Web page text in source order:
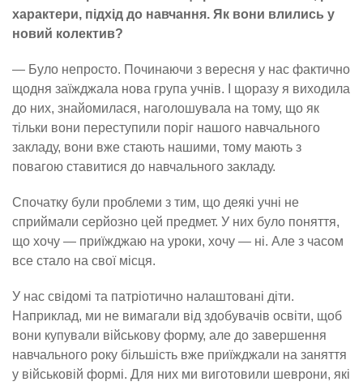
характери, підхід до навчання. Як вони влились у
новий колектив?
— Було непросто. Починаючи з вересня у нас фактично
щодня заїжджала нова група учнів. І щоразу я виходила
до них, знайомилася, наголошувала на тому, що як
тільки вони переступили поріг нашого навчального
закладу, вони вже стають нашими, тому мають з
повагою ставитися до навчального закладу.
Спочатку були проблеми з тим, що деякі учні не
сприймали серйозно цей предмет. У них було поняття,
що хочу — приїжджаю на уроки, хочу — ні. Але з часом
все стало на свої місця.
У нас свідомі та патріотично налаштовані діти.
Наприклад, ми не вимагали від здобувачів освіти, щоб
вони купували військову форму, але до завершення
навчального року більшість вже приїжджали на заняття
у військовій формі. Для них ми виготовили шеврони, які